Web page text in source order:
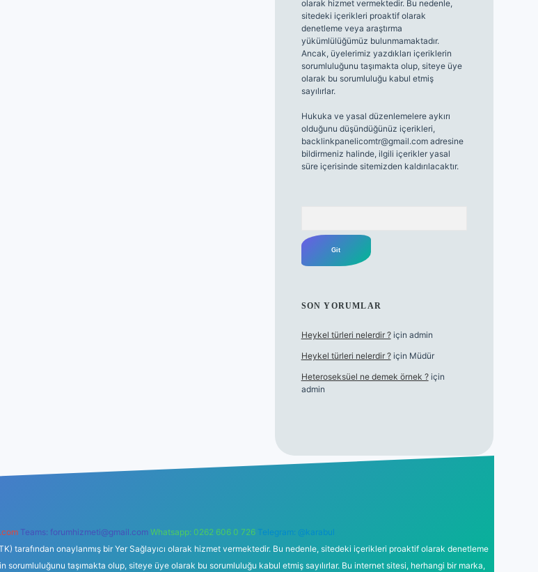
olarak hizmet vermektedir. Bu nedenle,
sitedeki içerikleri proaktif olarak
denetleme veya araştırma
yükümlülüğümüz bulunmamaktadır.
Ancak, üyelerimiz yazdıkları içeriklerin
sorumluluğunu taşımakta olup, siteye üye
olarak bu sorumluluğu kabul etmiş
sayılırlar.
Hukuka ve yasal düzenlemelere aykırı
olduğunu düşündüğünüz içerikleri,
backlinkpanelicomtr@gmail.comadresine
bildirmeniz halinde, ilgili içerikler yasal
süre içerisinde sitemizden kaldırılacaktır.
SON YORUMLAR
Heykel türleri nelerdir ?için admin
Heykel türleri nelerdir ?için Müdür
Heteroseksüel ne demek örnek ?için
admin
Teams: forumhizmeti@gmail.com Whatsapp: 0262 606 0 726 Telegram: @karabul
tarafından onaylanmış bir Yer Sağlayıcı olarak hizmet vermektedir. Bu nedenle, sitedeki içerikleri proaktif olarak denetleme
taşımakta olup, siteye üye olarak bu sorumluluğu kabul etmiş sayılırlar. Bu internet sitesi, herhangi bir marka,